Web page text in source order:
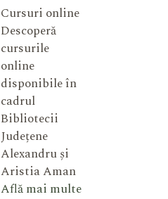
Cursuri online
Descoperă
cursurile
online
disponibile în
cadrul
Bibliotecii
Județene
Alexandru și
Aristia Aman
Află mai multe